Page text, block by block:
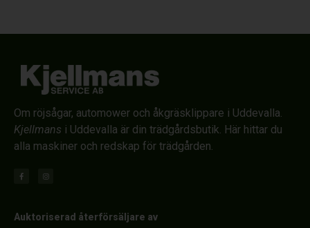
Om röjsågar, automower och åkgräsklippare i Uddevalla.
Kjellmans i Uddevalla är din trädgårdsbutik. Här hittar du
alla maskiner och redskap för trädgården.
Auktoriserad återförsäljare av